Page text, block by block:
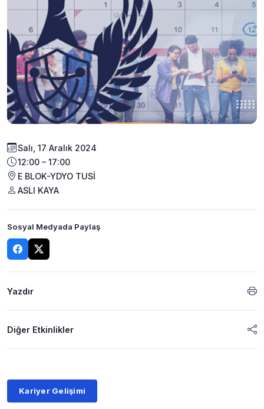
Salı, 17 Aralık 2024
12:00 – 17:00
E BLOK-YDYO TUSİ
ASLI KAYA
Sosyal Medyada Paylaş
Yazdır
Diğer Etkinlikler
Kariyer Gelişimi